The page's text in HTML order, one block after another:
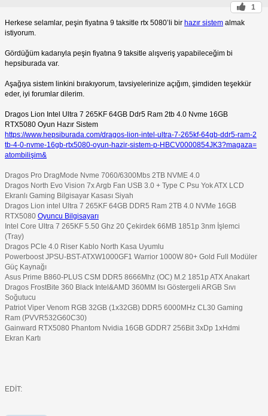
1
Herkese selamlar, peşin fiyatına 9 taksitle rtx 5080’li bir hazır sistem almak
istiyorum.
Gördüğüm kadarıyla peşin fiyatına 9 taksitle alışveriş yapabileceğim bi
hepsiburada var.
Aşağıya sistem linkini bırakıyorum, tavsiyelerinize açığım, şimdiden teşekkür
eder, iyi forumlar dilerim.
Dragos Lion Intel Ultra 7 265KF 64GB Ddr5 Ram 2tb 4.0 Nvme 16GB
RTX5080 Oyun Hazır Sistem
https://www.hepsiburada.com/dragos-lion-intel-ultra-7-265kf-64gb-ddr5-ram-2
tb-4-0-nvme-16gb-rtx5080-oyun-hazir-sistem-p-HBCV0000854JK3?magaza=
atombilişim&
Dragos Pro DragMode Nvme 7060/6300Mbs 2TB NVME 4.0
Dragos North Evo Vision 7x Argb Fan USB 3.0 + Type C Psu Yok ATX LCD
Ekranlı Gaming Bilgisayar Kasası Siyah
Dragos Lion intel Ultra 7 265KF 64GB DDR5 Ram 2TB 4.0 NVMe 16GB
RTX5080 Oyuncu Bilgisayarı
Intel Core Ultra 7 265KF 5.50 Ghz 20 Çekirdek 66MB 1851p 3nm İşlemci
(Tray)
Dragos PCIe 4.0 Riser Kablo North Kasa Uyumlu
Powerboost JPSU-BST-ATXW1000GF1 Warrior 1000W 80+ Gold Full Modüler
Güç Kaynağı
Asus Prime B860-PLUS CSM DDR5 8666Mhz (OC) M.2 1851p ATX Anakart
Dragos FrostBite 360 Black Intel&AMD 360MM Isı Göstergeli ARGB Sıvı
Soğutucu
Patriot Viper Venom RGB 32GB (1x32GB) DDR5 6000MHz CL30 Gaming
Ram (PVVR532G60C30)
Gainward RTX5080 Phantom Nvidia 16GB GDDR7 256Bit 3xDp 1xHdmi
Ekran Kartı
EDİT: